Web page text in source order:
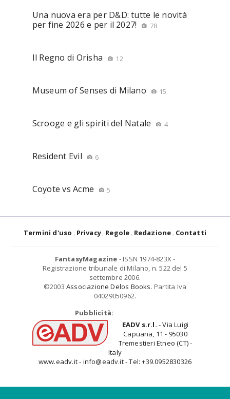
Una nuova era per D&D: tutte le novità
per fine 2026 e per il 2027!
78
Il Regno di Orisha 12
Museum of Senses di Milano 15
Scrooge e gli spiriti del Natale 4
Resident Evil 6
Coyote vs Acme 5
Termini d'uso Privacy Regole Redazione Contatti
FantasyMagazine - ISSN 1974-823X -
Registrazione tribunale di Milano, n. 522 del 5
settembre 2006.
©2003 Associazione Delos Books. Partita Iva
04029050962.
Pubblicità:
EADV s.r.l. - Via Luigi
Capuana, 11 - 95030
Tremestieri Etneo (CT) -
Italy
www.eadv.it - info@eadv.it - Tel: +39.0952830326